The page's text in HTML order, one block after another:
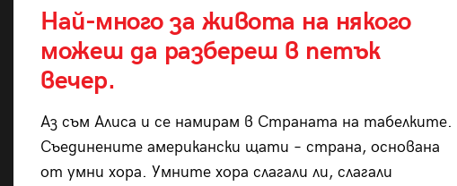
Най-много за живота на някого
можеш да разбереш в петък
вечер.
Аз съм Алиса и се намирам в Страната на табелките.
Съединените американски щати – страна, основана
от умни хора. Умните хора слагали ли, слагали